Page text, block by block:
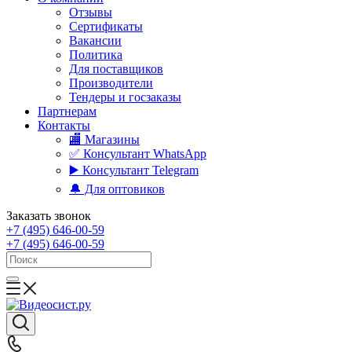
Отзывы
Сертификаты
Вакансии
Политика
Для поставщиков
Производители
Тендеры и госзаказы
Партнерам
Контакты
🏬 Магазины
✅️ Консультант WhatsApp
▶️ Консультант Telegram
🔔 Для оптовиков
Заказать звонок
+7 (495) 646-00-59
+7 (495) 646-00-59